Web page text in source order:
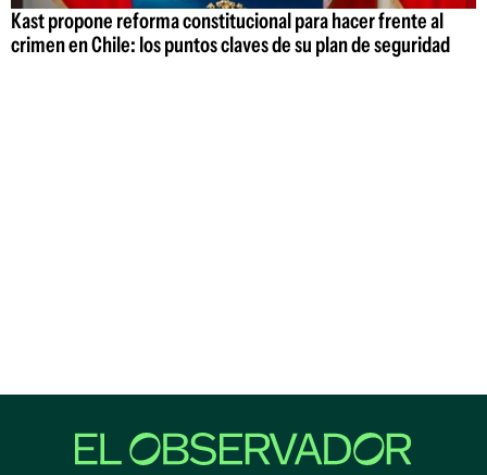
Kast propone reforma constitucional para hacer frente al
crimen en Chile: los puntos claves de su plan de seguridad